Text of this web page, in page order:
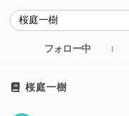
フォロー中
桜庭一樹